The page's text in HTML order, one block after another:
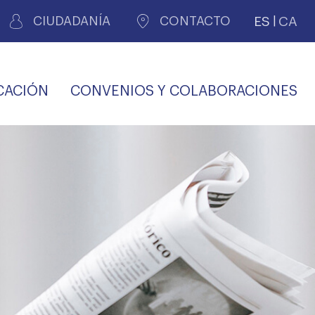
CIUDADANÍA CONTACTO ES CA
CONVENIOS Y COLABORACIONES
PERSONAL LABORAL
COMLL
SALUD Y APOYO AL
AGENCIA DE
VIDA
PROFESIONAL
OFERTAS Y
TRANSPARENCIA
TRÁMITES CONSULTA
MÉDICA